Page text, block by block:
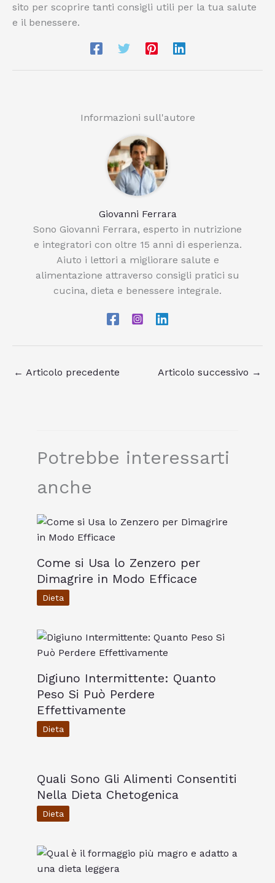
sito per scoprire tanti consigli utili per la tua salute
e il benessere.
Informazioni sull'autore
Giovanni Ferrara
Sono Giovanni Ferrara, esperto in nutrizione
e integratori con oltre 15 anni di esperienza.
Aiuto i lettori a migliorare salute e
alimentazione attraverso consigli pratici su
cucina, dieta e benessere integrale.
← Articolo precedente Articolo successivo →
Potrebbe interessarti
anche
Come si Usa lo Zenzero per
Dimagrire in Modo Efficace
Dieta
Digiuno Intermittente: Quanto
Peso Si Può Perdere
Effettivamente
Dieta
Quali Sono Gli Alimenti Consentiti
Nella Dieta Chetogenica
Dieta